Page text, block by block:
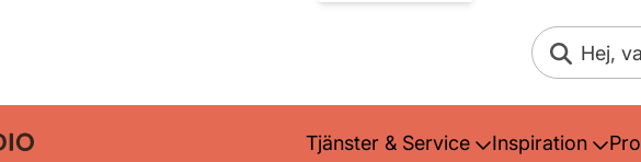
Sök
Tjänster & Service Inspiration